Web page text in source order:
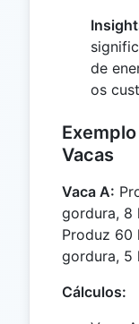
de
os
Vacas
Vaca A:
gordura, 8
Produz 60
gordura, 5
Cálculos: